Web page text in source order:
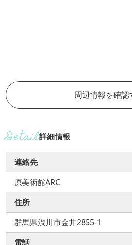
周辺情報を確認
詳細情報
連絡先
原美術館ARC
住所
群馬県渋川市金井2855-1
電話